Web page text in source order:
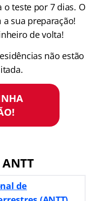
o teste por 7 dias. O
sua preparação!
de volta!
não estão
de